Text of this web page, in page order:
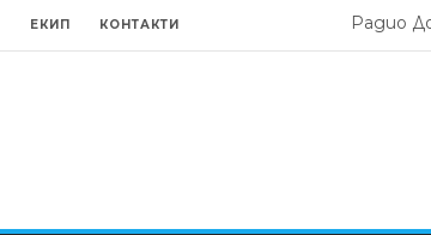
ЕКИП КОНТАКТИ Радио